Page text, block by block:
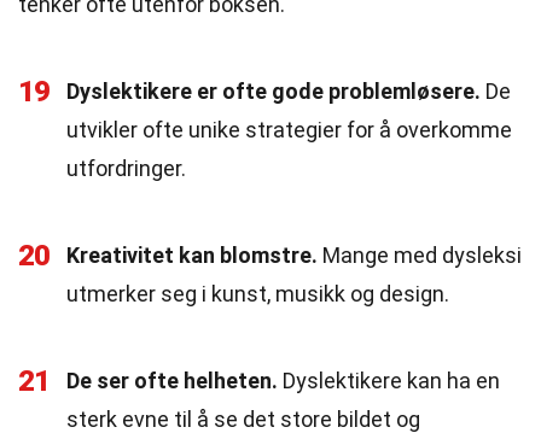
19 Dyslektikere er ofte gode problemløsere. De
utvikler ofte unike strategier for å overkomme
utfordringer.
20 Kreativitet kan blomstre. Mange med dysleksi
utmerker seg i kunst, musikk og design.
21 De ser ofte helheten. Dyslektikere kan ha en
sterk evne til å se det store bildet og